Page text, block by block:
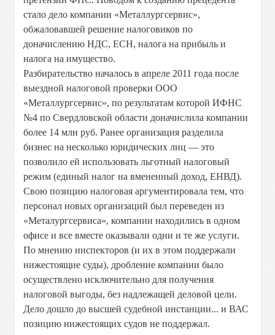
стало дело компании «Металлургсервис»,
обжаловавшей решение налоговиков по
доначислению НДС, ЕСН, налога на прибыль и
налога на имущество.
Разбирательство началось в апреле 2011 года после
выездной налоговой проверки ООО
«Металлургсервис», по результатам которой ИФНС
№4 по Свердловской области доначислила компании
более 14 млн руб. Ранее организация разделила
бизнес на несколько юридических лиц — это
позволило ей использовать льготный налоговый
режим (единый налог на вмененный доход, ЕНВД).
Свою позицию налоговая аргументировала тем, что
персонал новых организаций был переведен из
«Металургсервиса», компании находились в одном
офисе и все вместе оказывали одни и те же услуги.
По мнению инспекторов (и их в этом поддержали
нижестоящие суды), дробление компании было
осуществлено исключительно для получения
налоговой выгоды, без надлежащей деловой цели.
Дело дошло до высшей судебной инстанции... и ВАС
позицию нижестоящих судов не поддержал.